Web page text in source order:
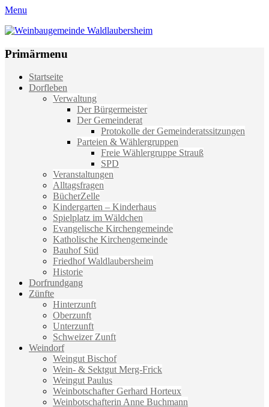
Menu
Weinbaugemeinde Waldlaubersheim
Primärmenu
Weiter
zum
Startseite
Dorfleben
Verwaltung
Der Bürgermeister
Der Gemeinderat
Protokolle der Gemeinderatssitzungen
Parteien & Wählergruppen
Freie Wählergruppe Strauß
SPD
Veranstaltungen
Alltagsfragen
BücherZelle
Kindergarten – Kinderhaus
Spielplatz im Wäldchen
Evangelische Kirchengemeinde
Katholische Kirchengemeinde
Bauhof Süd
Friedhof Waldlaubersheim
Historie
Dorfrundgang
Zünfte
Hinterzunft
Oberzunft
Unterzunft
Schweizer Zunft
Weindorf
Weingut Bischof
Wein- & Sektgut Merg-Frick
Weingut Paulus
Weinbotschafter Gerhard Horteux
Weinbotschafterin Anne Buchmann